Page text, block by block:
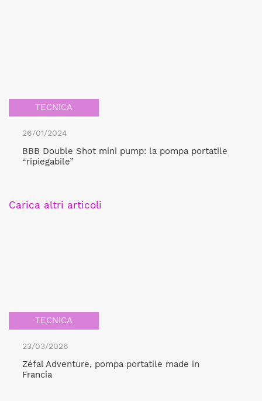
TECNICA
26/01/2024
BBB Double Shot mini pump: la pompa portatile
“ripiegabile”
Carica altri articoli
TECNICA
23/03/2026
Zéfal Adventure, pompa portatile made in
Francia